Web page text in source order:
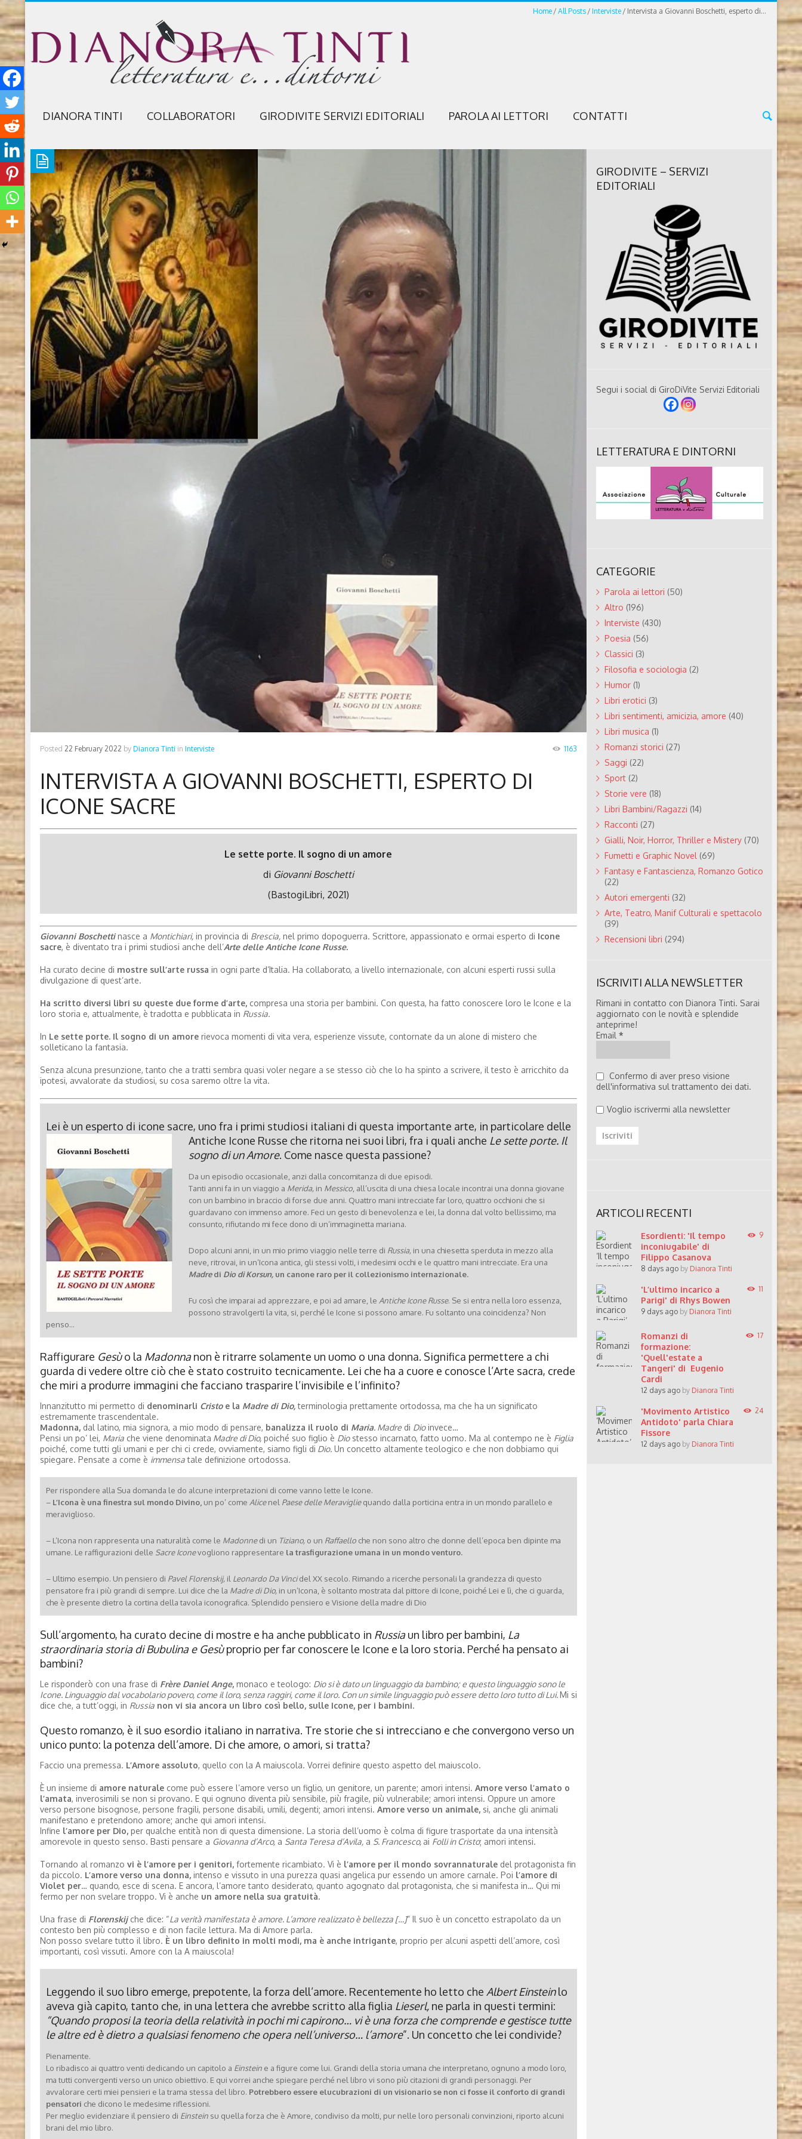
Home All Posts Interviste Intervista a Giovanni Boschetti, esperto di...
DIANORA TINTI COLLABORATORI GIRODIVITE SERVIZI EDITORIALI PAROLA AI LETTORI CONTATTI
Posted 22 February 2022 by Dianora Tinti in Interviste 1163
INTERVISTA A GIOVANNI BOSCHETTI, ESPERTO DI
ICONE SACRE
Le sette porte. Il sogno di un amore
di Giovanni Boschetti
(BastogiLibri, 2021)
Giovanni Boschettinasce a Montichiari,in provincia di Brescia,nel primo dopoguerra. Scrittore, appassionato e ormai esperto di Icone
sacre, è diventato tra i primi studiosi anche dell’Arte delle Antiche Icone Russe.
Ha curato decine di mostre sull’arte russa in ogni parte d’Italia. Ha collaborato, a livello internazionale, con alcuni esperti russi sulla
divulgazione di quest’arte.
Ha scritto diversi libri su queste due forme d’arte, compresa una storia per bambini. Con questa, ha fatto conoscere loro le Icone e la
loro storia e, attualmente, è tradotta e pubblicata in Russia.
In Le sette porte. Il sogno di un amore rievoca momenti di vita vera, esperienze vissute, contornate da un alone di mistero che
solleticano la fantasia.
Senza alcuna presunzione, tanto che a tratti sembra quasi voler negare a se stesso ciò che lo ha spinto a scrivere, il testo è arricchito da
ipotesi, avvalorate da studiosi, su cosa saremo oltre la vita.
Lei è un esperto di icone sacre, uno fra i primi studiosi italiani di questa importante arte, in particolare delle
Antiche Icone Russe che ritorna nei suoi libri, fra i quali anche Le sette porte. Il
sogno di un Amore. Come nasce questa passione?
Da un episodio occasionale, anzi dalla concomitanza di due episodi.
Tanti anni fa in un viaggio a Merida,in Messico, all’uscita di una chiesa locale incontrai una donna giovane
con un bambino in braccio di forse due anni. Quattro mani intrecciate far loro, quattro occhioni che si
guardavano con immenso amore. Feci un gesto di benevolenza e lei, la donna dal volto bellissimo, ma
consunto, rifiutando mi fece dono di un’immaginetta mariana.
Dopo alcuni anni, in un mio primo viaggio nelle terre di Russia, in una chiesetta sperduta in mezzo alla
neve, ritrovai, in un’Icona antica, gli stessi volti, i medesimi occhi e le quattro mani intrecciate. Era una
Madredi Dio di Korsun,un canone raro per il collezionismo internazionale.
Fu così che imparai ad apprezzare, e poi ad amare, le Antiche Icone Russe. Se si entra nella loro essenza,
possono stravolgerti la vita, si, perché le Icone si possono amare. Fu soltanto una coincidenza? Non
penso…
Raffigurare Gesùo la Madonnanon è ritrarre solamente un uomo o una donna. Significa permettere a chi
guarda di vedere oltre ciò che è stato costruito tecnicamente. Lei che ha a cuore e conosce l’Arte sacra, crede
che miri a produrre immagini che facciano trasparire l’invisibile e l’infinito?
Innanzitutto mi permetto di denominarli Cristoe la Madre di Dio,terminologia prettamente ortodossa, ma che ha un significato
estremamente trascendentale.
Madonna,dal latino, mia signora, a mio modo di pensare, banalizza il ruolo di Maria. Madredi Dioinvece…
Pensi un po’ lei, Mariache viene denominata Madre di Dio,poiché suo figlio è Diostesso incarnato, fatto uomo. Ma al contempo ne è Figlia
poiché, come tutti gli umani e per chi ci crede, ovviamente, siamo figli di Dio.Un concetto altamente teologico e che non dobbiamo qui
spiegare. Pensate a come è immensatale definizione ortodossa.
Per rispondere alla Sua domanda le do alcune interpretazioni di come vanno lette le Icone.
– L’Icona è una finestra sul mondo Divino, un po’ come Alicenel Paese delle Meravigliequando dalla porticina entra in un mondo parallelo e
meraviglioso.
– L’Icona non rappresenta una naturalità come le Madonnedi un Tiziano,o un Raffaelloche non sono altro che donne dell’epoca ben dipinte ma
umane. Le raffigurazioni delle Sacre Iconevogliono rappresentare la trasfigurazione umana in un mondo venturo.
– Ultimo esempio. Un pensiero di Pavel Florenskij,il Leonardo Da Vincidel XX secolo. Rimando a ricerche personali la grandezza di questo
pensatore fra i più grandi di sempre. Lui dice che la Madre di Dio,in un’Icona, è soltanto mostrata dal pittore di Icone, poiché Lei e lì, che ci guarda,
che è presente dietro la cortina della tavola iconografica. Splendido pensiero e Visione della madre di Dio
Sull’argomento, ha curato decine di mostre e ha anche pubblicato in Russiaun libro per bambini, La
straordinaria storia di Bubulina e Gesùproprio per far conoscere le Icone e la loro storia. Perché ha pensato ai
bambini?
Le risponderò con una frase di Frère Daniel Ange,monaco e teologo: Dio si è dato un linguaggio da bambino; e questo linguaggio sono le
Icone. Linguaggio dal vocabolario povero, come il loro, senza raggiri, come il loro. Con un simile linguaggio può essere detto loro tutto di Lui.Mi si
dice che, a tutt’oggi, in Russia non vi sia ancora un libro così bello, sulle Icone, per i bambini.
Questo romanzo, è il suo esordio italiano in narrativa. Tre storie che si intrecciano e che convergono verso un
unico punto: la potenza dell’amore. Di che amore, o amori, si tratta?
Faccio una premessa. L’Amore assoluto, quello con la A maiuscola. Vorrei definire questo aspetto del maiuscolo.
È un insieme di amore naturalecome può essere l’amore verso un figlio, un genitore, un parente; amori intensi. Amore verso l’amato o
l’amata, inverosimili se non si provano. E qui ognuno diventa più sensibile, più fragile, più vulnerabile; amori intensi. Oppure un amore
verso persone bisognose, persone fragili, persone disabili, umili, degenti; amori intensi. Amore verso un animale,si, anche gli animali
manifestano e pretendono amore; anche qui amori intensi.
Infine l’amore per Dio,per qualche entità non di questa dimensione. La storia dell’uomo è colma di figure trasportate da una intensità
amorevole in questo senso. Basti pensare a Giovanna d’Arco,a Santa Teresa d’Avila,a S. Francesco, ai Folli in Cristo; amori intensi.
Tornando al romanzo vi è l’amore per i genitori,fortemente ricambiato. Vi è l’amore per il mondo sovrannaturaledel protagonista fin
da piccolo. L’amore verso una donna,intenso e vissuto in una purezza quasi angelica pur essendo un amore carnale. Poi l’amore di
Violet per… quando, esce di scena. E ancora, l’amore tanto desiderato, quanto agognato dal protagonista, che si manifesta in… Qui mi
fermo per non svelare troppo. Vi è anche un amore nella sua gratuità.
Una frase di Florenskijche dice: “La verità manifestata è amore. L’amore realizzato è bellezza […]” Il suo è un concetto estrapolato da un
contesto ben più complesso e di non facile lettura. Ma di Amore parla.
Non posso svelare tutto il libro. È un libro definito in molti modi, ma è anche intrigante, proprio per alcuni aspetti dell’amore, così
importanti, così vissuti. Amore con la A maiuscola!
Leggendo il suo libro emerge, prepotente, la forza dell’amore. Recentemente ho letto che Albert Einsteinlo
aveva già capito, tanto che, in una lettera che avrebbe scritto alla figlia Lieserl,ne parla in questi termini:
“Quando proposi la teoria della relatività in pochi mi capirono… vi è una forza che comprende e gestisce tutte
le altre ed è dietro a qualsiasi fenomeno che opera nell’universo… l’amore”. Un concetto che lei condivide?
Pienamente.
Lo ribadisco ai quattro venti dedicando un capitolo a Einsteine a figure come lui. Grandi della storia umana che interpretano, ognuno a modo loro,
ma tutti convergenti verso un unico obiettivo. E qui vorrei anche spiegare perché nel libro vi sono più citazioni di grandi personaggi. Per
avvalorare certi miei pensieri e la trama stessa del libro. Potrebbero essere elucubrazioni di un visionario se non ci fosse il conforto di grandi
pensatori che dicono le medesime riflessioni.
Per meglio evidenziare il pensiero di Einsteinsu quella forza che è Amore, condiviso da molti, pur nelle loro personali convinzioni, riporto alcuni
brani del mio libro.
GIRODIVITE – SERVIZI
EDITORIALI
Segui i social di GiroDiVite Servizi Editoriali
LETTERATURA E DINTORNI
CATEGORIE
Parola ai lettori (50)
Altro (196)
Interviste (430)
Poesia (56)
Classici (3)
Filosofia e sociologia (2)
Humor(1)
Libri erotici (3)
Libri sentimenti, amicizia, amore (40)
Libri musica (1)
Romanzi storici (27)
Saggi (22)
Sport(2)
Storie vere (18)
Libri Bambini/Ragazzi (14)
Racconti (27)
Gialli, Noir, Horror, Thriller e Mistery(70)
Fumetti e Graphic Novel (69)
Fantasy e Fantascienza, Romanzo Gotico
(22)
Autori emergenti (32)
Arte, Teatro, Manif Culturali e spettacolo
(39)
Recensioni libri (294)
ISCRIVITI ALLA NEWSLETTER
Rimani in contatto con Dianora Tinti. Sarai
aggiornato con le novità e splendide
anteprime!
Email *
Confermo di aver preso visione
dell'informativa sul trattamento dei dati.
Voglio iscrivermi alla newsletter
ARTICOLI RECENTI
Esordienti: 'Il tempo
inconiugabile' di
Filippo Casanova
8 days ago by Dianora Tinti
9
'L’ultimo incarico a
Parigi' di Rhys Bowen
9 days ago by Dianora Tinti
11
Romanzi di
formazione:
'Quell'estate a
Tangeri' di Eugenio
Cardi
12 days ago by Dianora Tinti
17
'Movimento Artistico
Antidoto' parla Chiara
Fissore
12 days ago by Dianora Tinti
24